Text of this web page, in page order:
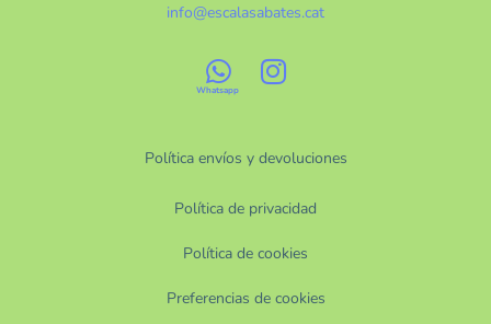
Política envíos y devoluciones
Política de privacidad
Política de cookies
Preferencias de cookies
info@escalasabates.cat